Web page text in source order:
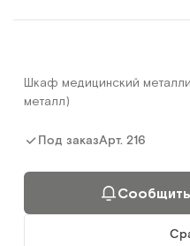
Шкаф медицинский
металл)
Под заказАрт. 216